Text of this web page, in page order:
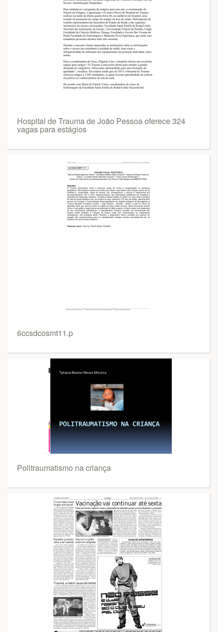
Hospital de Trauma de João Pessoa oferece 324
vagas para estágios
6ccsdcosmt11.p
Politraumatismo na criança